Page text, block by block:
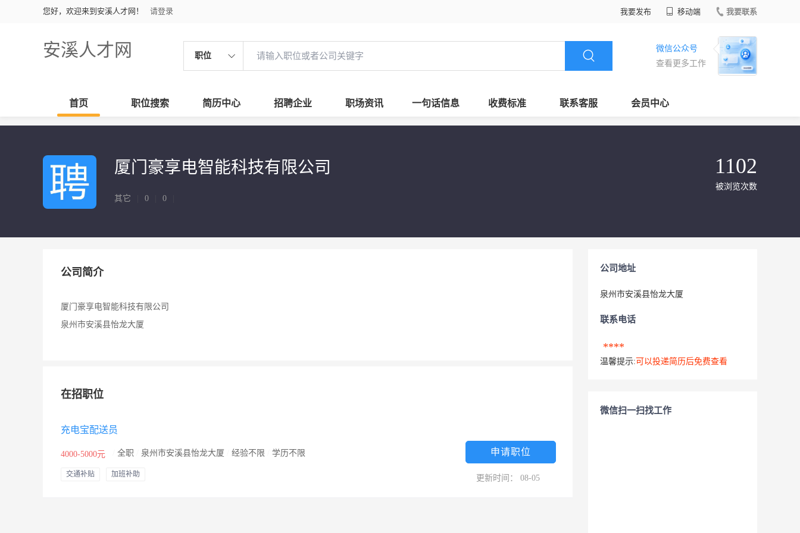
您好，欢迎来到安溪人才网！ 请登录 我要发布 移动端 我要联系
安溪人才网 职位
微信公众号
查看更多工作
首页 职位搜索 简历中心 招聘企业 职场资讯 一句话信息 收费标准 联系客服 会员中心
厦门豪享电智能科技有限公司
其它 0 0
1102
被浏览次数
公司简介
厦门豪享电智能科技有限公司
泉州市安溪县怡龙大厦
在招职位
充电宝配送员
4000-5000元 全职 泉州市安溪县怡龙大厦 经验不限 学历不限
交通补贴 加班补助
申请职位
更新时间： 08-05
公司地址
泉州市安溪县怡龙大厦
联系电话
****
温馨提示: 可以投递简历后免费查看
微信扫一扫找工作